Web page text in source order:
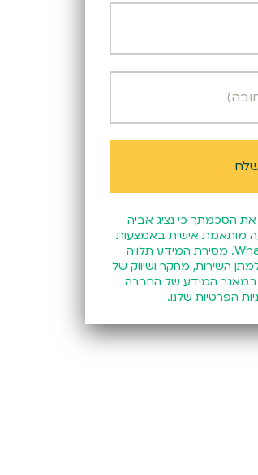
הסכמתך כי נציג אביה
מותאמת אישית באמצעות
טלפון, SMS או WhatsApp. מסירת המידע תלויה
השירות, מחקר ושיווק של
במאגר המידע של החברה
הפרטיות שלנו.